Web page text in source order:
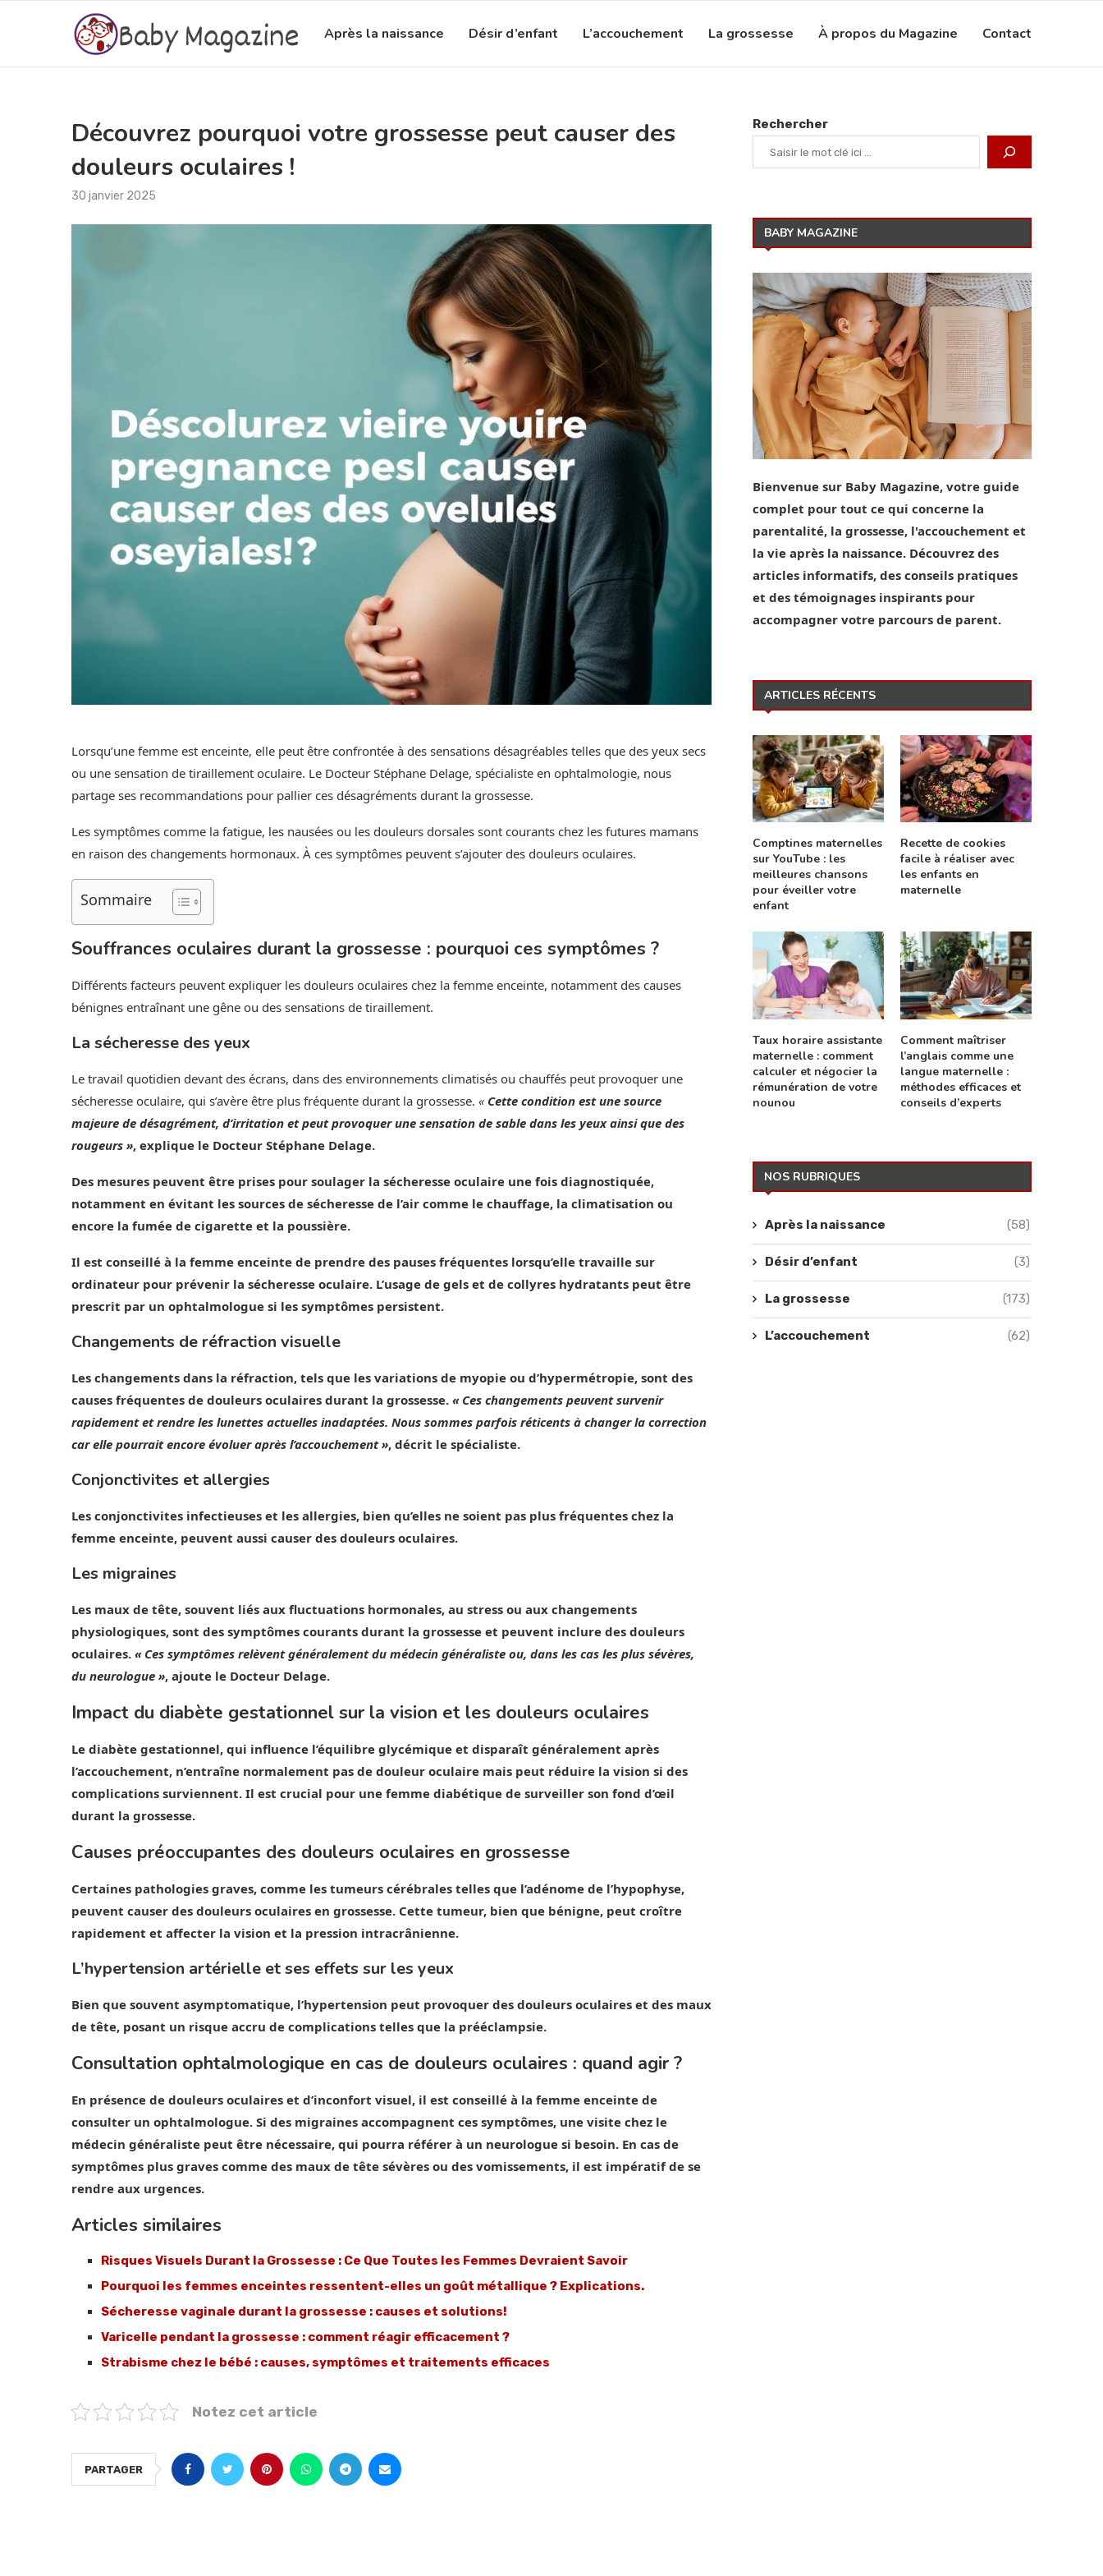
Après la naissance Désir d’enfant L’accouchement La grossesse À propos du Magazine Contact
Découvrez pourquoi votre grossesse peut causer des
douleurs oculaires !
30 janvier 2025
Lorsqu’une femme est enceinte, elle peut être confrontée à des sensations désagréables telles que des yeux secs
ou une sensation de tiraillement oculaire. Le Docteur Stéphane Delage, spécialiste en ophtalmologie, nous
partage ses recommandations pour pallier ces désagréments durant la grossesse.
Les symptômes comme la fatigue, les nausées ou les douleurs dorsales sont courants chez les futures mamans
en raison des changements hormonaux. À ces symptômes peuvent s’ajouter des douleurs oculaires.
Sommaire
Souffrances oculaires durant la grossesse : pourquoi ces symptômes ?
Différents facteurs peuvent expliquer les douleurs oculaires chez la femme enceinte, notamment des causes
bénignes entraînant une gêne ou des sensations de tiraillement.
La sécheresse des yeux
Le travail quotidien devant des écrans, dans des environnements climatisés ou chauffés peut provoquer une
sécheresse oculaire, qui s’avère être plus fréquente durant la grossesse. « Cette condition est une source
majeure de désagrément, d’irritation et peut provoquer une sensation de sable dans les yeux ainsi que des
rougeurs », explique le Docteur Stéphane Delage.
Des mesures peuvent être prises pour soulager la sécheresse oculaire une fois diagnostiquée,
notamment en évitant les sources de sécheresse de l’air comme le chauffage, la climatisation ou
encore la fumée de cigarette et la poussière.
Il est conseillé à la femme enceinte de prendre des pauses fréquentes lorsqu’elle travaille sur
ordinateur pour prévenir la sécheresse oculaire. L’usage de gels et de collyres hydratants peut être
prescrit par un ophtalmologue si les symptômes persistent.
Changements de réfraction visuelle
Les changements dans la réfraction, tels que les variations de myopie ou d’hypermétropie, sont des
causes fréquentes de douleurs oculaires durant la grossesse. « Ces changements peuvent survenir
rapidement et rendre les lunettes actuelles inadaptées. Nous sommes parfois réticents à changer la correction
car elle pourrait encore évoluer après l’accouchement », décrit le spécialiste.
Conjonctivites et allergies
Les conjonctivites infectieuses et les allergies, bien qu’elles ne soient pas plus fréquentes chez la
femme enceinte, peuvent aussi causer des douleurs oculaires.
Les migraines
Les maux de tête, souvent liés aux fluctuations hormonales, au stress ou aux changements
physiologiques, sont des symptômes courants durant la grossesse et peuvent inclure des douleurs
oculaires. « Ces symptômes relèvent généralement du médecin généraliste ou, dans les cas les plus sévères,
du neurologue », ajoute le Docteur Delage.
Impact du diabète gestationnel sur la vision et les douleurs oculaires
Le diabète gestationnel, qui influence l’équilibre glycémique et disparaît généralement après
l’accouchement, n’entraîne normalement pas de douleur oculaire mais peut réduire la vision si des
complications surviennent. Il est crucial pour une femme diabétique de surveiller son fond d’œil
durant la grossesse.
Causes préoccupantes des douleurs oculaires en grossesse
Certaines pathologies graves, comme les tumeurs cérébrales telles que l’adénome de l’hypophyse,
peuvent causer des douleurs oculaires en grossesse. Cette tumeur, bien que bénigne, peut croître
rapidement et affecter la vision et la pression intracrânienne.
L’hypertension artérielle et ses effets sur les yeux
Bien que souvent asymptomatique, l’hypertension peut provoquer des douleurs oculaires et des maux
de tête, posant un risque accru de complications telles que la prééclampsie.
Consultation ophtalmologique en cas de douleurs oculaires : quand agir ?
En présence de douleurs oculaires et d’inconfort visuel, il est conseillé à la femme enceinte de
consulter un ophtalmologue. Si des migraines accompagnent ces symptômes, une visite chez le
médecin généraliste peut être nécessaire, qui pourra référer à un neurologue si besoin. En cas de
symptômes plus graves comme des maux de tête sévères ou des vomissements, il est impératif de se
rendre aux urgences.
Articles similaires
Risques Visuels Durant la Grossesse : Ce Que Toutes les Femmes Devraient Savoir
Pourquoi les femmes enceintes ressentent-elles un goût métallique ? Explications.
Sécheresse vaginale durant la grossesse : causes et solutions!
Varicelle pendant la grossesse : comment réagir efficacement ?
Strabisme chez le bébé : causes, symptômes et traitements efficaces
Notez cet article
PARTAGER
Rechercher
BABY MAGAZINE
Bienvenue sur Baby Magazine, votre guide
complet pour tout ce qui concerne la
parentalité, la grossesse, l'accouchement et
la vie après la naissance. Découvrez des
articles informatifs, des conseils pratiques
et des témoignages inspirants pour
accompagner votre parcours de parent.
ARTICLES RÉCENTS
Comptines maternelles
sur YouTube : les
meilleures chansons
pour éveiller votre
enfant
Recette de cookies
facile à réaliser avec
les enfants en
maternelle
Taux horaire assistante
maternelle : comment
calculer et négocier la
rémunération de votre
nounou
Comment maîtriser
l’anglais comme une
langue maternelle :
méthodes efficaces et
conseils d’experts
NOS RUBRIQUES
Après la naissance (58)
Désir d’enfant (3)
La grossesse (173)
L’accouchement (62)